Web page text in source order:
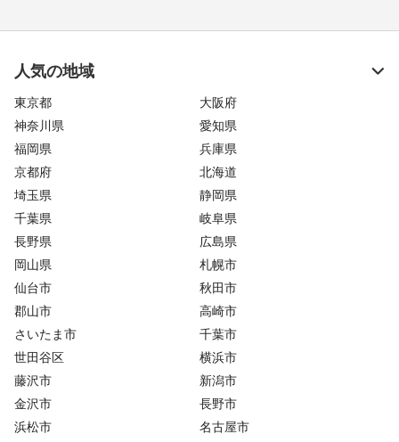
人気の地域
東京都
大阪府
神奈川県
愛知県
福岡県
兵庫県
京都府
北海道
埼玉県
静岡県
千葉県
岐阜県
長野県
広島県
岡山県
札幌市
仙台市
秋田市
郡山市
高崎市
さいたま市
千葉市
世田谷区
横浜市
藤沢市
新潟市
金沢市
長野市
浜松市
名古屋市